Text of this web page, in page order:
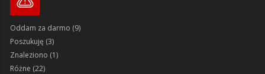
Oddam za darmo (9)
Poszukuję (3)
Znaleziono (1)
Różne (22)